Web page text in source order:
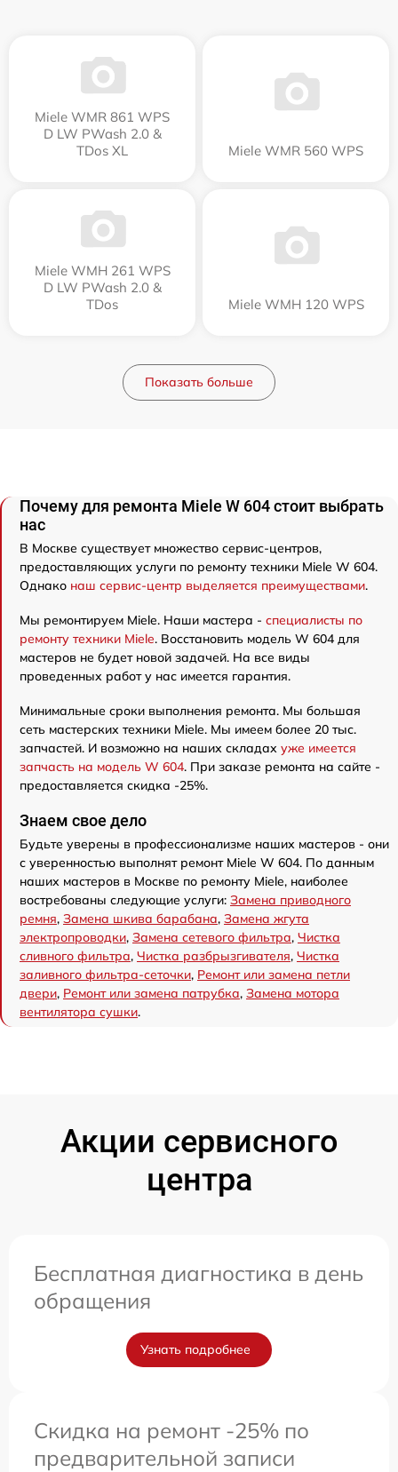
Miele WMR 861 WPS
D LW PWash 2.0 &
TDos XL
Miele WMR 560 WPS
Miele WMH 261 WPS
D LW PWash 2.0 &
TDos
Miele WMH 120 WPS
Показать больше
Почему для ремонта Miele W 604 стоит выбрать
нас
В Москве существует множество сервис-центров,
предоставляющих услуги по ремонту техники Miele W 604.
Однако наш сервис-центр выделяется преимуществами.
Мы ремонтируем Miele. Наши мастера - специалисты по
ремонту техники Miele. Восстановить модель W 604 для
мастеров не будет новой задачей. На все виды
проведенных работ у нас имеется гарантия.
Минимальные сроки выполнения ремонта. Мы большая
сеть мастерских техники Miele. Мы имеем более 20 тыс.
запчастей. И возможно на наших складах уже имеется
запчасть на модель W 604. При заказе ремонта на сайте -
предоставляется скидка -25%.
Знаем свое дело
Будьте уверены в профессионализме наших мастеров - они
с уверенностью выполнят ремонт Miele W 604. По данным
наших мастеров в Москве по ремонту Miele, наиболее
востребованы следующие услуги: Замена приводного
ремня, Замена шкива барабана, Замена жгута
электропроводки, Замена сетевого фильтра, Чистка
сливного фильтра, Чистка разбрызгивателя, Чистка
заливного фильтра-сеточки, Ремонт или замена петли
двери, Ремонт или замена патрубка, Замена мотора
вентилятора сушки.
Акции сервисного
центра
Бесплатная диагностика в день
обращения
Узнать подробнее
Скидка на ремонт -25% по
предварительной записи